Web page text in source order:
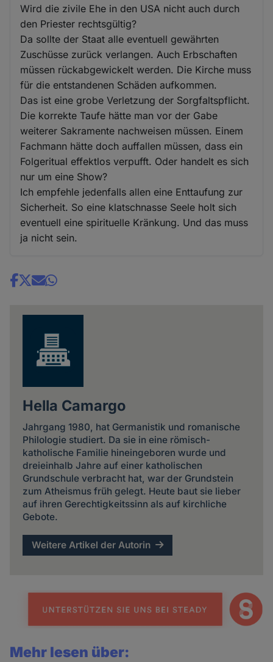
Wird die zivile Ehe in den USA nicht auch durch
den Priester rechtsgültig?
Da sollte der Staat alle eventuell gewährten
Zuschüsse zurück verlangen. Auch Erbschaften
müssen rückabgewickelt werden. Die Kirche muss
für die entstandenen Schäden aufkommen.
Das ist eine grobe Verletzung der Sorgfaltspflicht.
Die korrekte Taufe hätte man vor der Gabe
weiterer Sakramente nachweisen müssen. Einem
Fachmann hätte doch auffallen müssen, dass ein
Folgeritual effektlos verpufft. Oder handelt es sich
nur um eine Show?
Ich empfehle jedenfalls allen eine Enttaufung zur
Sicherheit. So eine klatschnasse Seele holt sich
eventuell eine spirituelle Kränkung. Und das muss
ja nicht sein.
Share
Hella Camargo
Jahrgang 1980, hat Germanistik und romanische
Philologie studiert. Da sie in eine römisch-
katholische Familie hineingeboren wurde und
dreieinhalb Jahre auf einer katholischen
Grundschule verbracht hat, war der Grundstein
zum Atheismus früh gelegt. Heute baut sie lieber
auf ihren Gerechtigkeitssinn als auf kirchliche
Gebote.
Weitere Artikel der Autorin
Mehr lesen über: